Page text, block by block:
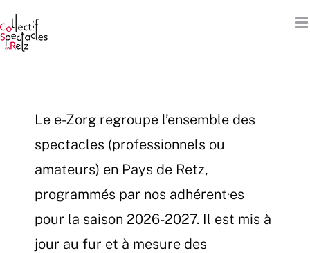
au
contenu
Le e-Zorg regroupe l’ensemble des
spectacles (professionnels ou
amateurs) en Pays de Retz,
programmés par nos adhérent·es
pour la saison 2026-2027. Il est mis à
jour au fur et à mesure des